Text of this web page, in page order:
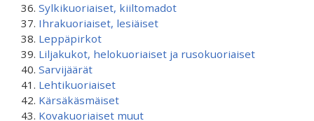
Sylkikuoriaiset, kiiltomadot
Ihrakuoriaiset, lesiäiset
Leppäpirkot
Liljakukot, helokuoriaiset ja rusokuoriaiset
Sarvijäärät
Lehtikuoriaiset
Kärsäkäsmäiset
Kovakuoriaiset muut